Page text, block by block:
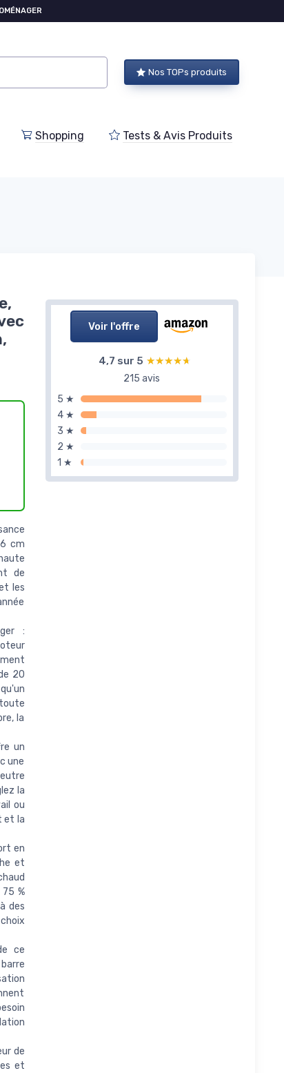
Nos TOPs produits
Shopping Tests & Avis Produits
Voir l'offre
4,7 sur 5 ★★★★★
★★★★★
215 avis
5 ★
4 ★
3 ★
2 ★
1 ★
cm
de
les
:
20
la
un
une
la
ou
et la
en
et
%
des
ce
de
et